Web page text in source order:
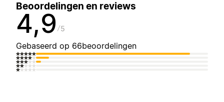
Beoordelingen en reviews
4,9 5
Gebaseerd op 66beoordelingen